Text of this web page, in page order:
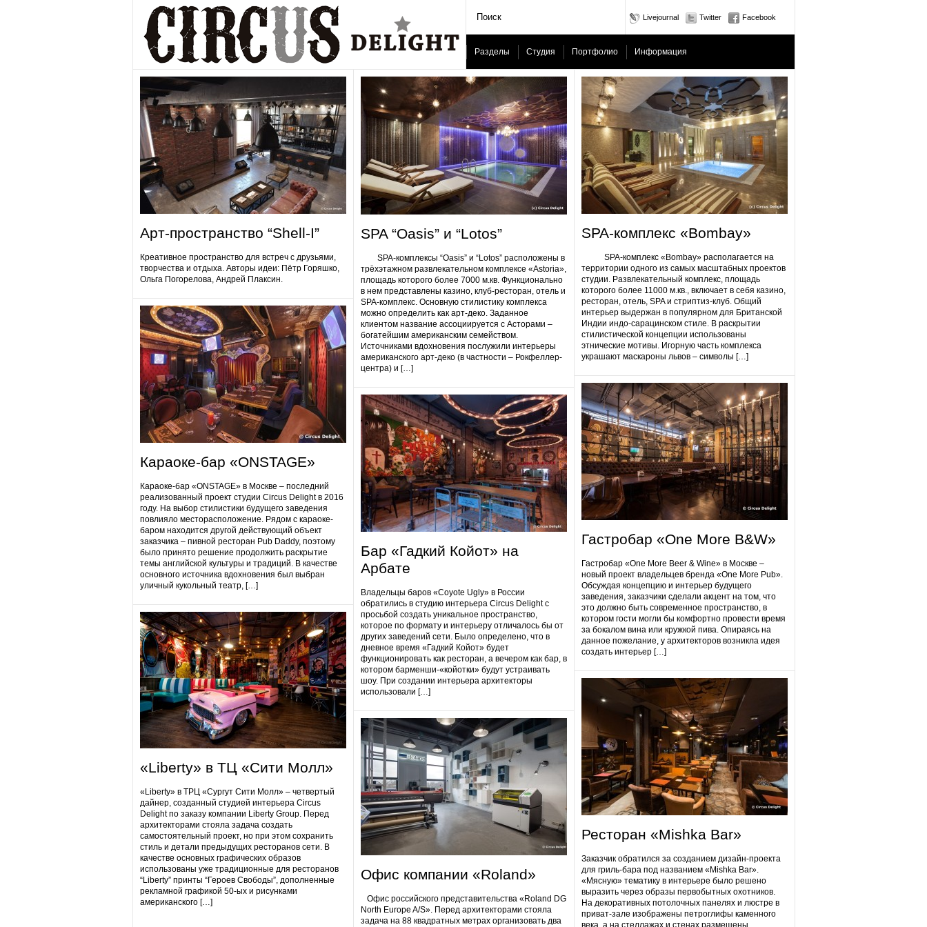
Livejournal Twitter Facebook
Разделы Студия Портфолио Информация
Арт-пространство “Shell-I”
Креативное пространство для встреч с друзьями,
творчества и отдыха. Авторы идеи: Пётр Горяшко,
Ольга Погорелова, Андрей Плаксин.
Караоке-бар «ONSTAGE»
Караоке-бар «ONSTAGE» в Москве – последний
реализованный проект студии Circus Delight в 2016
году. На выбор стилистики будущего заведения
повлияло месторасположение. Рядом с караоке-
баром находится другой действующий объект
заказчика – пивной ресторан Pub Daddy​, поэтому
было принято решение продолжить раскрытие
темы английской культуры и традиций. В качестве
основного источника вдохновения был выбран
уличный кукольный театр, […]
«Liberty» в ТЦ «Сити Молл»
«Liberty» в ТРЦ «Сургут Сити Молл» – четвертый
дайнер, созданный студией интерьера Circus
Delight по заказу компании Liberty Group. Перед
архитекторами стояла задача создать
самостоятельный проект, но при этом сохранить
стиль и детали предыдущих ресторанов сети. В
качестве основных графических образов
использованы уже традиционные для ресторанов
“Liberty” принты “Героев Свободы”, дополненные
рекламной графикой 50-ых и рисунками
американского […]
SPA “Oasis” и “Lotos”
SPA-комплексы “Oasis” и “Lotos” расположены в
трёхэтажном развлекательном комплексе «Astoria»,
площадь которого более 7000 м.кв. Функционально
в нем представлены казино, клуб-ресторан, отель и
SPA-комплекс. Основную стилистику комплекса
можно определить как арт-деко. Заданное
клиентом название ассоциируется с Асторами –
богатейшим американским семейством.
Источниками вдохновения послужили интерьеры
американского арт-деко (в частности – Рокфеллер-
центра) и […]
Бар «Гадкий Койот» на
Арбате
Владельцы баров «Coyote Ugly» в России
обратились в студию интерьера Circus Delight с
просьбой создать уникальное пространство,
которое по формату и интерьеру отличалось бы от
других заведений сети. Было определено, что в
дневное время «Гадкий Койот» будет
функционировать как ресторан, а вечером как бар, в
котором барменши-«койотки» будут устраивать
шоу. При создании интерьера архитекторы
использовали […]
Офис компании «Roland»
Офис российского представительства «Roland DG
North Europe A/S». Перед архитекторами стояла
задача на 88 квадратных метрах организовать два
SPA-комплекс «Bombay»
SPA-комплекс «Bombay» располагается на
территории одного из самых масштабных проектов
студии. Развлекательный комплекс, площадь
которого более 11000 м.кв., включает в себя казино,
ресторан, отель, SPA и стриптиз-клуб. Общий
интерьер выдержан в популярном для Британской
Индии индо-сарацинском стиле. В раскрытии
стилистической концепции использованы
этнические мотивы. Игорную часть комплекса
украшают маскароны львов – символы […]
Гастробap «One More B&W»
Гастробap «One More Beer & Wine» в Москве –
новый проект владельцев бренда «One More Pub».
Обсуждая концепцию и интерьер будущего
заведения, заказчики сделали акцент на том, что
это должно быть современное пространство, в
котором гости могли бы комфортно провести время
за бокалом вина или кружкой пива. Опираясь на
данное пожелание, у архитекторов возникла идея
создать интерьер […]
Ресторан «Mishka Bar»
Заказчик обратился за созданием дизайн-проекта
для гриль-бара под названием «Mishka Bar».
«Мясную» тематику в интерьере было решено
выразить через образы первобытных охотников.
На декоративных потолочных панелях и люстре в
приват-зале изображены петроглифы каменного
века, а на стеллажах и стенах размещены